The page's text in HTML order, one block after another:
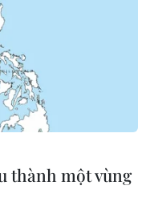
thành một vùng